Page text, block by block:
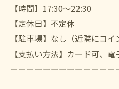
【時間】17:30〜22:30
【定休日】不定休
【駐車場】なし（近隣にコイ
【支払い方法】カード可、
ーーーーーーーーーーーーー